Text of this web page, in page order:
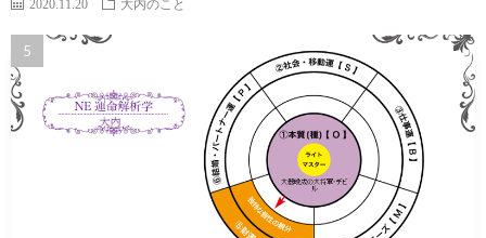
2020.11.20 大内のこと